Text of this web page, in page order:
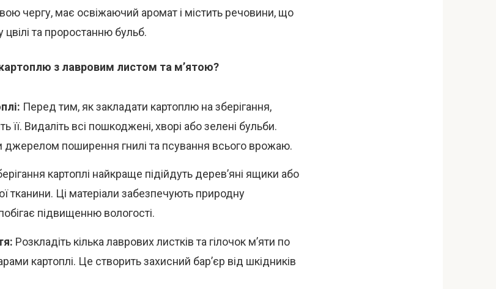
чергу, має освіжаючий аромат і містить речовини, що
та проростанню бульб.
з лавровим листом та м’ятою?
Перед тим, як закладати картоплю на зберігання,
її. Видаліть всі пошкоджені, хворі або зелені бульби.
джерелом поширення гнилі та псування всього врожаю.
картоплі найкраще підійдуть дерев’яні ящики або
тканини. Ці матеріали забезпечують природну
підвищенню вологості.
Розкладіть кілька лаврових листків та гілочок м’яти по
картоплі. Це створить захисний бар’єр від шкідників